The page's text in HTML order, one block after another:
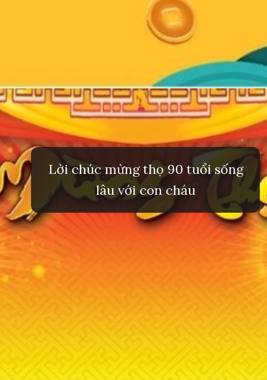
Đang mởhttps://inminhkhoi.com/loi-chuc-mung-tho
Lời chúc mừng thọ 90 tuổi sống
lâu với con cháu